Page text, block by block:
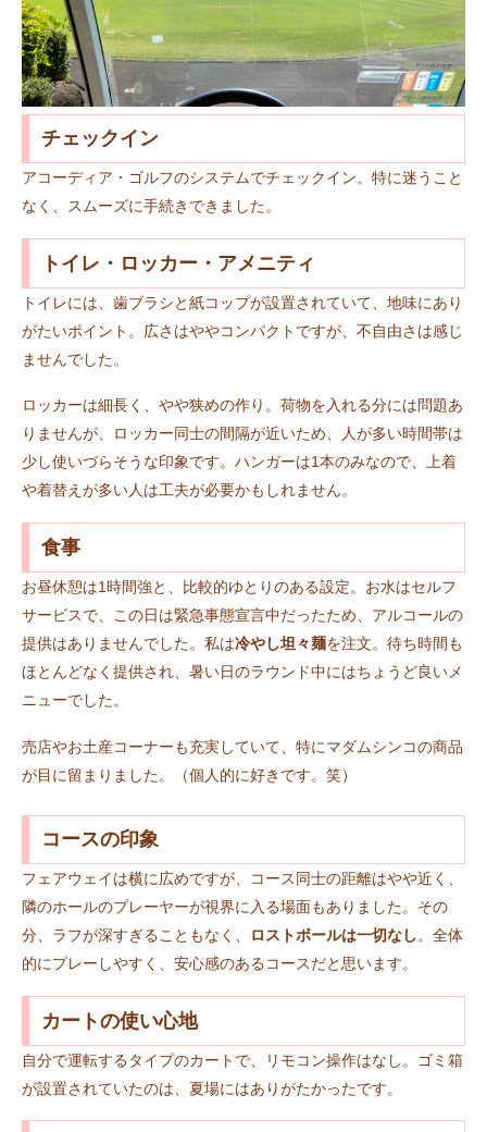
チェックイン
アコーディア・ゴルフのシステムでチェックイン。特に迷うこと
なく、スムーズに手続きできました。
トイレ・ロッカー・アメニティ
トイレには、歯ブラシと紙コップが設置されていて、地味にあり
がたいポイント。広さはややコンパクトですが、不自由さは感じ
ませんでした。
ロッカーは細長く、やや狭めの作り。荷物を入れる分には問題あ
りませんが、ロッカー同士の間隔が近いため、人が多い時間帯は
少し使いづらそうな印象です。ハンガーは1本のみなので、上着
や着替えが多い人は工夫が必要かもしれません。
食事
お昼休憩は1時間強と、比較的ゆとりのある設定。お水はセルフ
サービスで、この日は緊急事態宣言中だったため、アルコールの
提供はありませんでした。私は冷やし坦々麺を注文。待ち時間も
ほとんどなく提供され、暑い日のラウンド中にはちょうど良いメ
ニューでした。
売店やお土産コーナーも充実していて、特にマダムシンコの商品
が目に留まりました。（個人的に好きです。笑）
コースの印象
フェアウェイは横に広めですが、コース同士の距離はやや近く、
隣のホールのプレーヤーが視界に入る場面もありました。その
分、ラフが深すぎることもなく、
ロストボールは一切なし。全体
的にプレーしやすく、安心感のあるコースだと思います。
カートの使い心地
自分で運転するタイプのカートで、リモコン操作はなし。ゴミ箱
が設置されていたのは、夏場にはありがたかったです。